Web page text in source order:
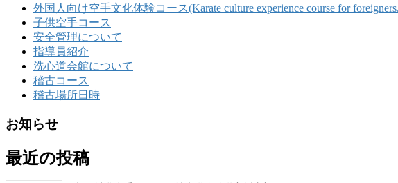
外国人向け空手文化体験コース(Karate culture experience course for
子供空手コース
安全管理について
指導員紹介
洗心道会館について
稽古コース
稽古場所日時
お知らせ
最近の投稿